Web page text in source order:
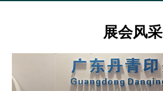
展会风采